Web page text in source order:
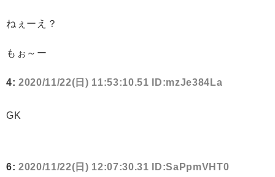
ねぇーえ？
もぉ～ー
4: 2020/11/22(日) 11:53:10.51 ID:mzJe384La
GK
6: 2020/11/22(日) 12:07:30.31 ID:SaPpmVHT0